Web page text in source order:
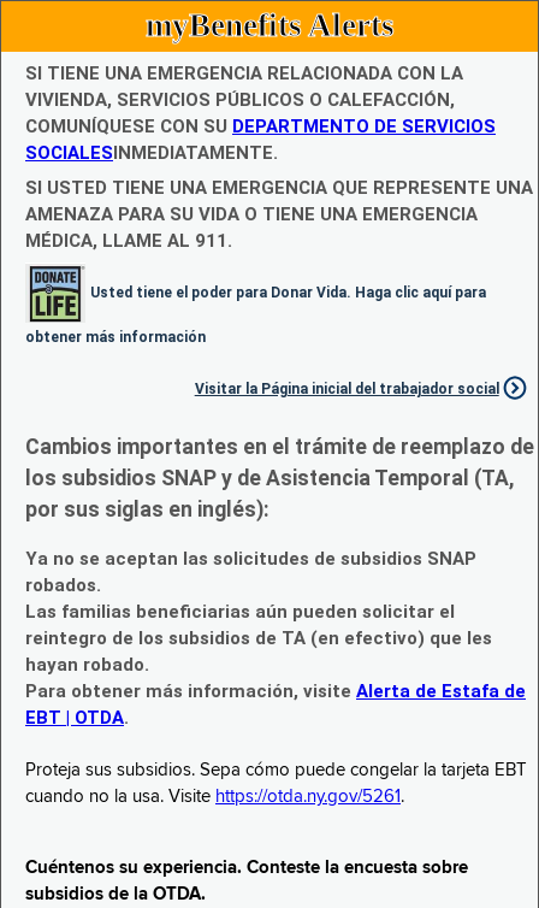
myBenefits Alerts
SI TIENE UNA EMERGENCIA RELACIONADA CON LA
VIVIENDA, SERVICIOS PÚBLICOS O CALEFACCIÓN,
COMUNÍQUESE CON SU DEPARTMENTO DE SERVICIOS
SOCIALESINMEDIATAMENTE.
SI USTED TIENE UNA EMERGENCIA QUE REPRESENTE UNA
AMENAZA PARA SU VIDA O TIENE UNA EMERGENCIA
MÉDICA, LLAME AL 911.
Usted tiene el poder para Donar Vida. Haga clic aquí para
obtener más información
Visitar la Página inicial del trabajador social
Cambios importantes en el trámite de reemplazo de
los subsidios SNAP y de Asistencia Temporal (TA,
por sus siglas en inglés):
Ya no se aceptan las solicitudes de subsidios SNAP
robados.
Las familias beneficiarias aún pueden solicitar el
reintegro de los subsidios de TA (en efectivo) que les
hayan robado.
Para obtener más información, visite Alerta de Estafa de
EBT | OTDA.
Proteja sus subsidios. Sepa cómo puede congelar la tarjeta EBT
cuando no la usa. Visite https://otda.ny.gov/5261 .
Cuéntenos su experiencia. Conteste la encuesta sobre
subsidios de la OTDA.